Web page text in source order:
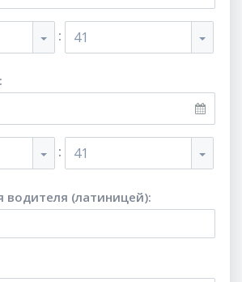
: 41
: 41
(латиницей):